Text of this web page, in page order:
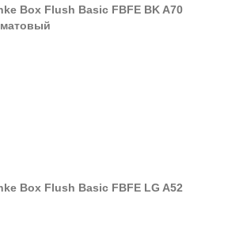
Box Flush Basic FBFE BK A70
Box Flush Basic FBFE LG A52